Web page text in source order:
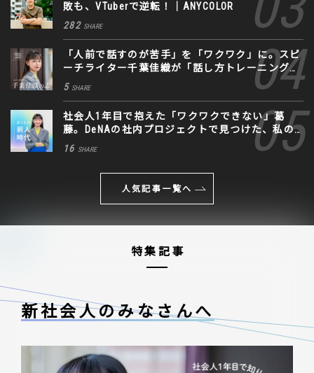
敗も、VTuberで逆転！｜ANYCOLOR
282 SHARE
「人前で話すのが苦手」を「ワクワク」に。スピ
ーチライター千葉佳織が「話し方トレーニング」
に込めた思い
5 SHARE
社会人1年目で抱えた「ワクワクできない」葛
藤。DeNAの社内プロジェクトで見つけた、私の
生きる道
16 SHARE
人気記事一覧へ
特集記事
新社会人のみなさんへ